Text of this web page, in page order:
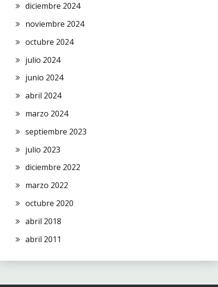
diciembre 2024
noviembre 2024
octubre 2024
julio 2024
junio 2024
abril 2024
marzo 2024
septiembre 2023
julio 2023
diciembre 2022
marzo 2022
octubre 2020
abril 2018
abril 2011